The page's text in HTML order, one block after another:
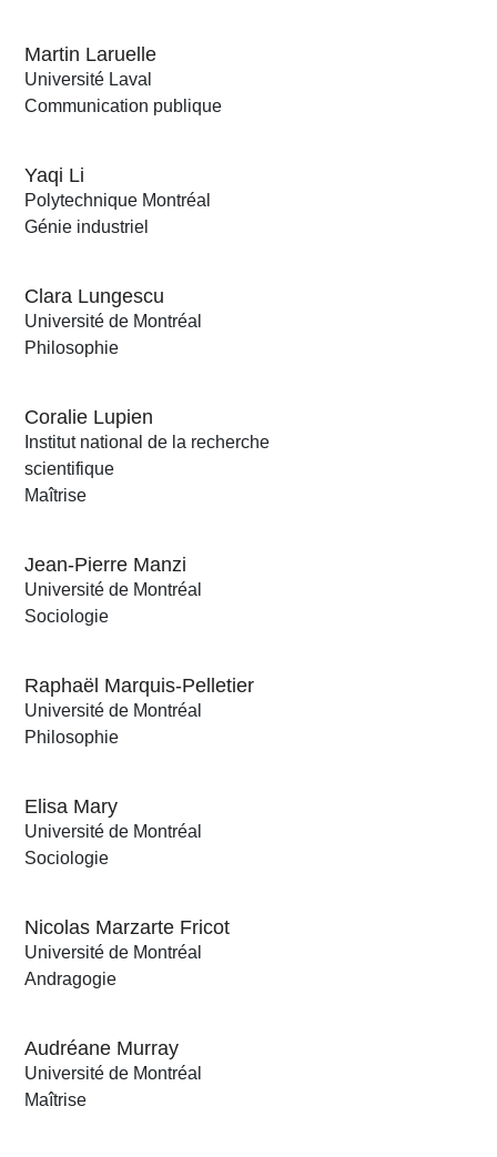
Martin Laruelle
Université Laval
Communication publique
Yaqi Li
Polytechnique Montréal
Génie industriel
Clara Lungescu
Université de Montréal
Philosophie
Coralie Lupien
Institut national de la recherche
scientifique
Maîtrise
Jean-Pierre Manzi
Université de Montréal
Sociologie
Raphaël Marquis-Pelletier
Université de Montréal
Philosophie
Elisa Mary
Université de Montréal
Sociologie
Nicolas Marzarte Fricot
Université de Montréal
Andragogie
Audréane Murray
Université de Montréal
Maîtrise